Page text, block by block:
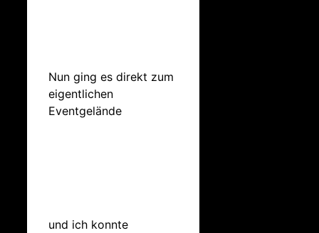
Nun ging es direkt zum
eigentlichen
Eventgelände
und ich konnte